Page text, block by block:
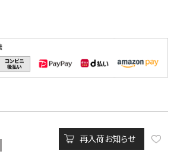
再入荷お知らせ